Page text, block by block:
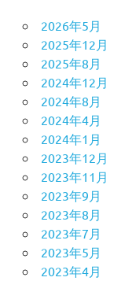
2026年5月
2025年12月
2025年8月
2024年12月
2024年8月
2024年4月
2024年1月
2023年12月
2023年11月
2023年9月
2023年8月
2023年7月
2023年5月
2023年4月